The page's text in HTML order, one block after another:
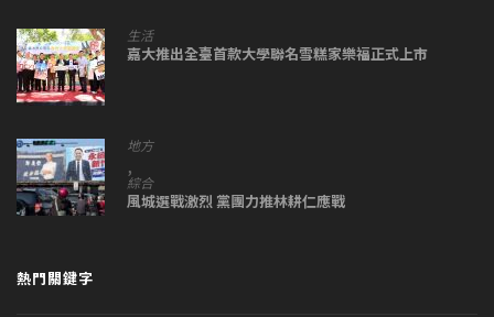
生活
嘉大推出全臺首款大學聯名雪糕家樂福正式上市
地方
,
綜合
風城選戰激烈 黨團力推林耕仁應戰
熱門關鍵字